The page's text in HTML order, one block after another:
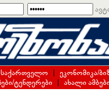
საქართველო | ეკონომიკა/
ტენდერები | ახალი